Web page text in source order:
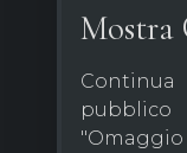
Mostra
Continua